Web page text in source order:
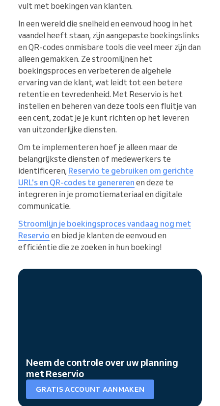
vult met boekingen van klanten.
In een wereld die snelheid en eenvoud hoog in het
vaandel heeft staan, zijn aangepaste boekingslinks
en QR-codes onmisbare tools die veel meer zijn dan
alleen gemakken. Ze stroomlijnen het
boekingsproces en verbeteren de algehele
ervaring van de klant, wat leidt tot een betere
retentie en tevredenheid. Met Reservio is het
instellen en beheren van deze tools een fluitje van
een cent, zodat je je kunt richten op het leveren
van uitzonderlijke diensten.
Om te implementeren hoef je alleen maar de
belangrijkste diensten of medewerkers te
identificeren, Reservio te gebruiken om gerichte
URL's en QR-codes te genereren en deze te
integreren in je promotiemateriaal en digitale
communicatie.
Stroomlijn je boekingsproces vandaag nog met
Reservio en bied je klanten de eenvoud en
efficiëntie die ze zoeken in hun boeking!
Neem de controle over uw planning
met Reservio
GRATIS ACCOUNT AANMAKEN